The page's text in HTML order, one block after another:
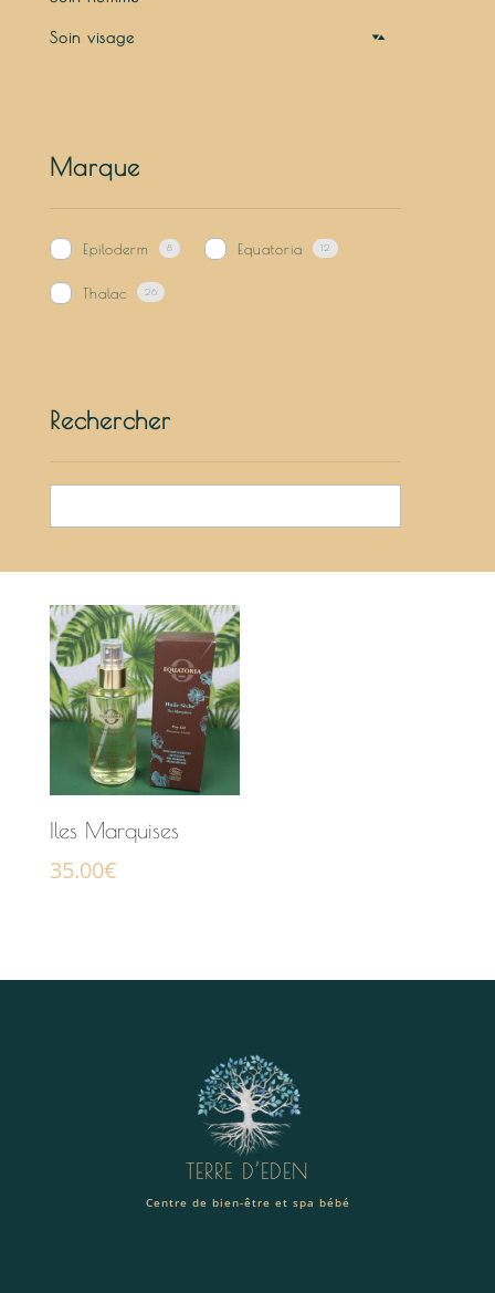
Soin visage
Marque
Epiloderm 8 Equatoria 12
Thalac 26
Rechercher
Iles Marquises
35.00€
TERRE D’EDEN
Centre de bien-être et spa bébé